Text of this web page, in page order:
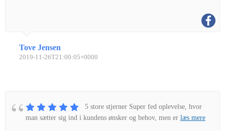
Tove Jensen
2019-11-26T21:00:05+0000
5 store stjerner Super fed oplevelse, hvor
man sætter sig ind i kundens ønsker og behov, men er læs mere